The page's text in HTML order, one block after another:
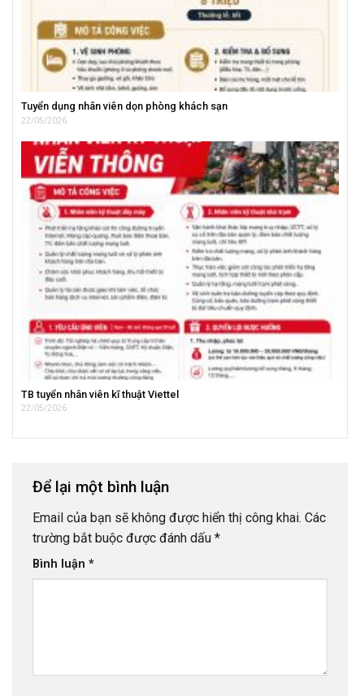
Tuyển dụng nhân viên dọn phòng khách sạn
22/05/2026
TB tuyển nhân viên kĩ thuật Viettel
22/05/2026
Để lại một bình luận
Email của bạn sẽ không được hiển thị công khai. Các
trường bắt buộc được đánh dấu *
Bình luận *